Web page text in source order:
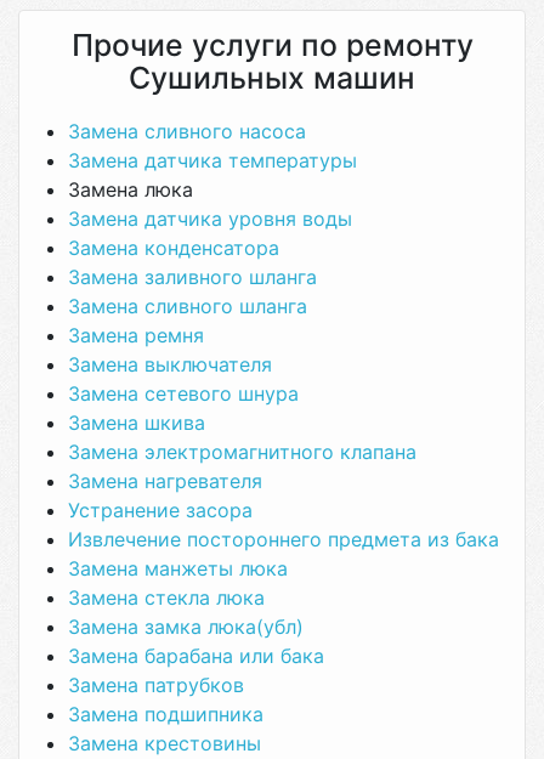
Прочие услуги по ремонту
Сушильных машин
Замена сливного насоса
Замена датчика температуры
Замена люка
Замена датчика уровня воды
Замена конденсатора
Замена заливного шланга
Замена сливного шланга
Замена ремня
Замена выключателя
Замена сетевого шнура
Замена шкива
Замена электромагнитного клапана
Замена нагревателя
Устранение засора
Извлечение постороннего предмета из бака
Замена манжеты люка
Замена стекла люка
Замена замка люка(убл)
Замена барабана или бака
Замена патрубков
Замена подшипника
Замена крестовины